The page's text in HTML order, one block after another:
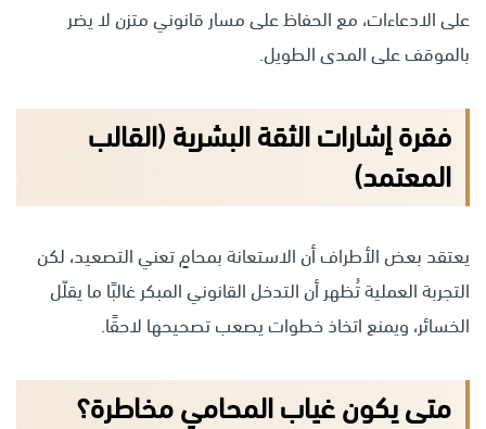
على الادعاءات، مع الحفاظ على مسار قانوني متزن لا يضر
بالموقف على المدى الطويل.
فقرة إشارات الثقة البشرية (القالب
المعتمد)
يعتقد بعض الأطراف أن الاستعانة بمحامٍ تعني التصعيد، لكن
التجربة العملية تُظهر أن التدخل القانوني المبكر غالبًا ما يقلّل
الخسائر، ويمنع اتخاذ خطوات يصعب تصحيحها لاحقًا.
متى يكون غياب المحامي مخاطرة؟